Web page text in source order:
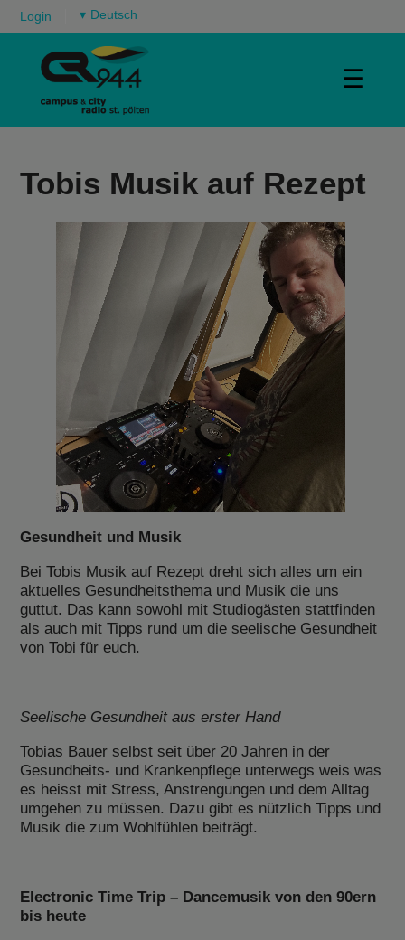
Login ▾
☰
Tobis Musik auf Rezept
Gesundheit und Musik
Bei Tobis Musik auf Rezept dreht sich alles um ein
aktuelles Gesundheitsthema und Musik die uns
guttut. Das kann sowohl mit Studiogästen stattfinden
als auch mit Tipps rund um die seelische Gesundheit
von Tobi für euch.
Seelische Gesundheit aus erster Hand
Tobias Bauer selbst seit über 20 Jahren in der
Gesundheits- und Krankenpflege unterwegs weis was
es heisst mit Stress, Anstrengungen und dem Alltag
umgehen zu müssen. Dazu gibt es nützlich Tipps und
Musik die zum Wohlfühlen beiträgt.
Electronic Time Trip – Dancemusik von den 90ern
bis heute